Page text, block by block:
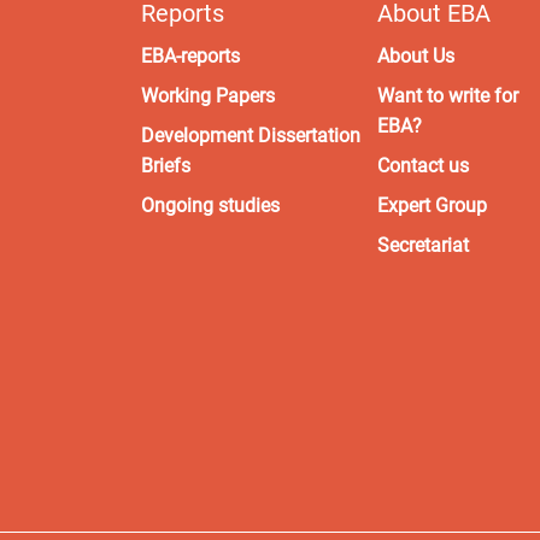
Reports
EBA-reports
Working Papers
Development Dissertation
Briefs
Ongoing studies
About EBA
About Us
Want to write for
EBA?
Contact us
Expert Group
Secretariat